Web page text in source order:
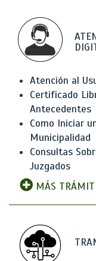
Atención al
Certificado
Antecedentes
Como Iniciar
Municipalidad
Consultas
Juzgados
MÁS